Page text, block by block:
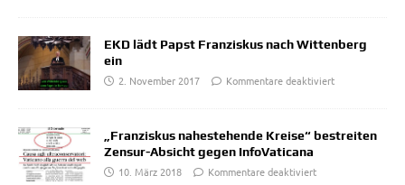
EKD lädt Papst Franziskus nach Wittenberg
ein
2. November 2017
Kommentare deaktiviert
„Franziskus nahestehende Kreise“ bestreiten
Zensur-Absicht gegen InfoVaticana
10. März 2018
Kommentare deaktiviert